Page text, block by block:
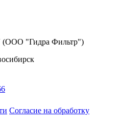
(ООО "Гидра Фильтр")
Согласие на обработку